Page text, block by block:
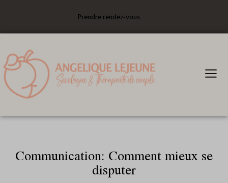
Prendre rendez-vous
Communication: Comment mieux se
disputer